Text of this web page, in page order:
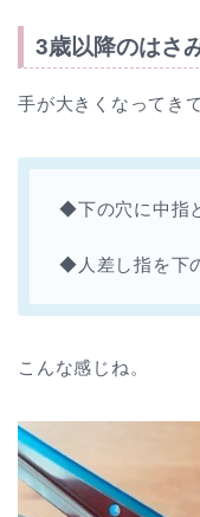
3歳以降のはさ
手が大きくなってき
◆下の穴に中指
◆人差し指を下
こんな感じね。